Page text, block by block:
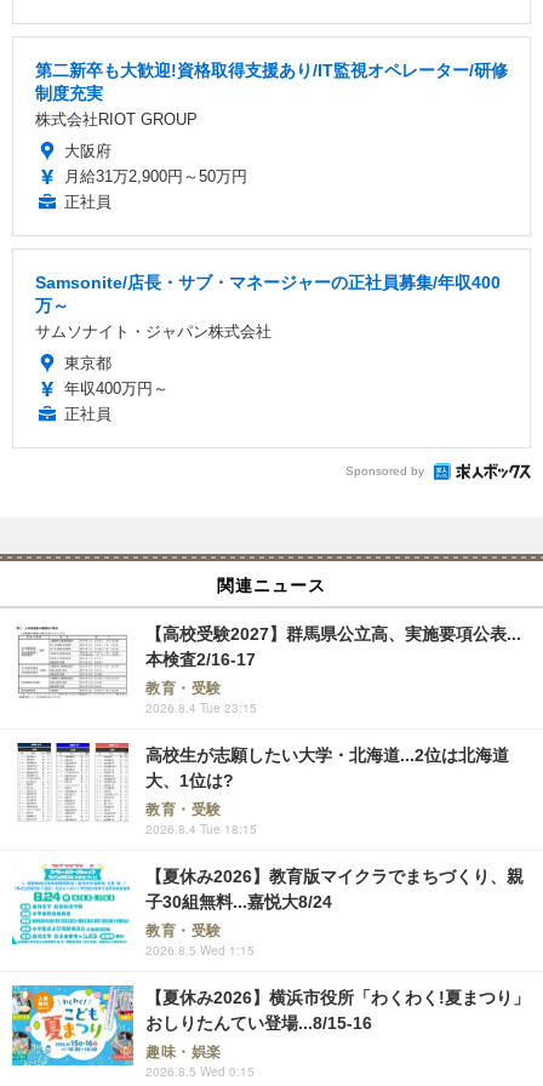
第二新卒も大歓迎!資格取得支援あり/IT監視オペレーター/研修
制度充実
株式会社RIOT GROUP
大阪府
月給31万2,900円～50万円
正社員
Samsonite/店長・サブ・マネージャーの正社員募集/年収400
万～
サムソナイト・ジャパン株式会社
東京都
年収400万円～
正社員
Sponsored by
関連ニュース
【高校受験2027】群馬県公立高、実施要項公表...
本検査2/16-17
教育・受験
2026.8.4 Tue 23:15
高校生が志願したい大学・北海道...2位は北海道
大、1位は?
教育・受験
2026.8.4 Tue 18:15
【夏休み2026】教育版マイクラでまちづくり、親
子30組無料...嘉悦大8/24
教育・受験
2026.8.5 Wed 1:15
【夏休み2026】横浜市役所「わくわく!夏まつり」
おしりたんてい登場...8/15-16
趣味・娯楽
2026.8.5 Wed 0:15